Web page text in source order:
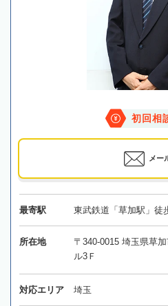
初回相
メー
最寄駅 東武鉄道「草加駅」徒
所在地
〒340-0015 埼玉県草
ル3Ｆ
対応エリア 埼玉